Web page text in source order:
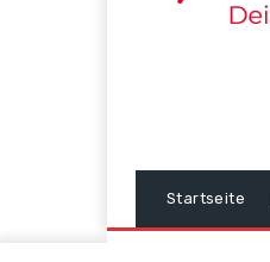
Startseite